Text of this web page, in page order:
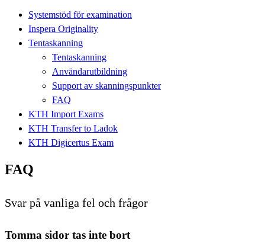
Systemstöd för examination
Inspera Originality
Tentaskanning
Tentaskanning
Användarutbildning
Support av skanningspunkter
FAQ
KTH Import Exams
KTH Transfer to Ladok
KTH Digicertus Exam
FAQ
Svar på vanliga fel och frågor
Tomma sidor tas inte bort